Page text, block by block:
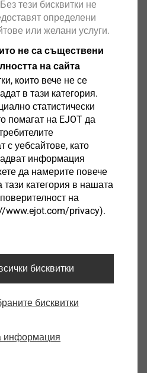
дизайн“ е една от
на много компании, по-
индустрия. В бъдеще
бъде отдадено на лекостта
елементи за
на директния монтаж в
тази причина EJOT
PT® от пластмаса, който
изисквания. Този
елемент, изработен от
с 50% стъклопласт,
на връзките като
до 85% по-малко от
тези бисквитки не
определени
или желани услуги.
не са съществени
на сайта
които вече не се
в тази категория.
статистически
помагат на EJOT да
с уебсайтове, като
информация
да намерите повече
категория в нашата
на
www.ejot.com/privacy).
бисквитки
бисквитки
информация